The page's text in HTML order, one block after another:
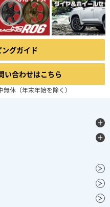
グガイド
い合わせはこちら
休（年末年始を除く）